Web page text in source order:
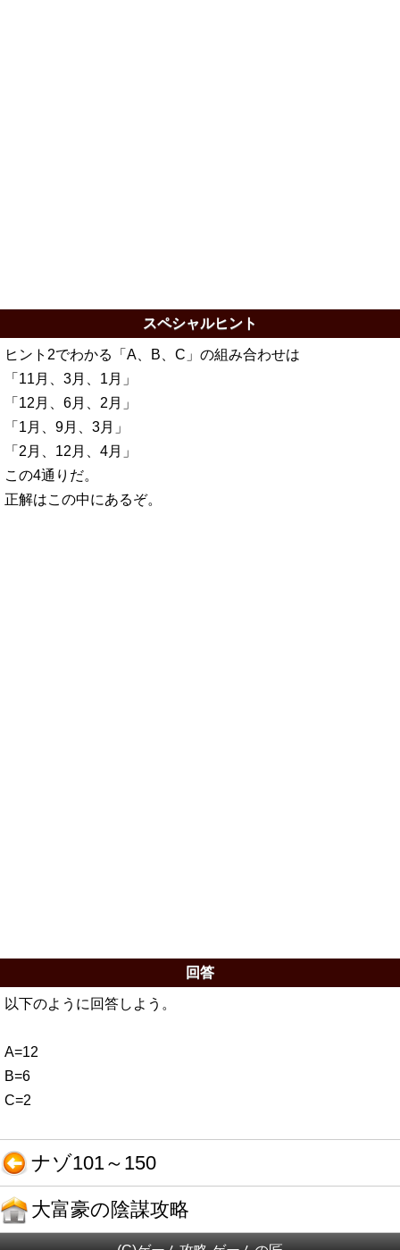
スペシャルヒント
ヒント2でわかる「A、B、C」の組み合わせは
「11月、3月、1月」
「12月、6月、2月」
「1月、9月、3月」
「2月、12月、4月」
この4通りだ。
正解はこの中にあるぞ。
回答
以下のように回答しよう。
A=12
B=6
C=2
ナゾ101～150
大富豪の陰謀攻略